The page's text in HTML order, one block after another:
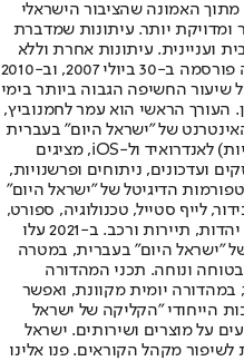
האמונה שהציבור הישראלי
ומדויקת יותר. עיתונות שמדברת
ועניינית. עיתונות אחרת וללא
תשלום. המהדורה המודפסת הראשונה פורסמה ב-30 ביולי 2007, וב-2010
שיעור החשיפה הגבוה ביותר בימי
העורך הראשי הוא עמר לחמנוביץ,
של "ישראל היום" בעברית
ובאנגלית, כמו כן היישומונים (אפליקציות) לאנדרואיד ול-iOS, מציגים
ועדכונים, ניתוחים ופרשנויות,
הדיגיטל של "ישראל היום"
לייף סטייל, טכנולוגיה, ספורט,
כלכלה וצרכנות, בריאות, חיילים, אוכל, יהדות, תיירות ורכב. ב-2021 עלו
"ישראל היום" בעברית, במטרה
ונוחה. תכני המהדורה
יומית מקוונת, ואפשר
הייחודי "הקליקה של ישראל
על מוצרים ושירותים. ישראל
מקהל הקוראים. פנו אלינו